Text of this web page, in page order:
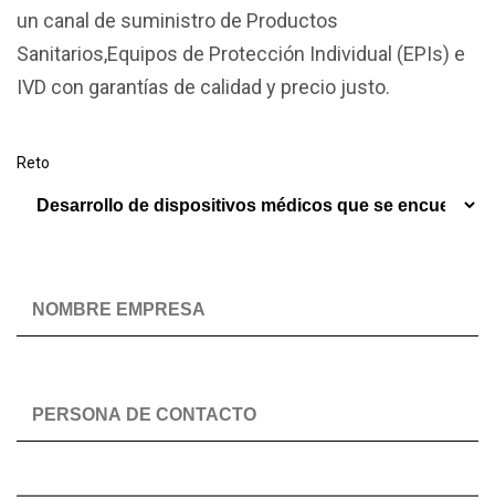
un canal de suministro de Productos
Sanitarios,Equipos de Protección Individual (EPIs) e
IVD con garantías de calidad y precio justo.
Reto